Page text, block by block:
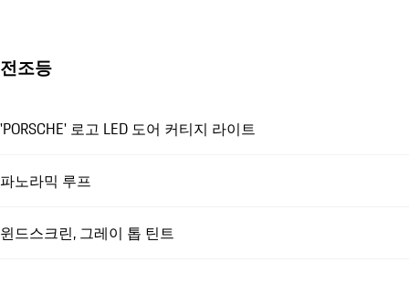
전조등
'PORSCHE' 로고 LED 도어 커티지 라이트
파노라믹 루프
윈드스크린, 그레이 톱 틴트